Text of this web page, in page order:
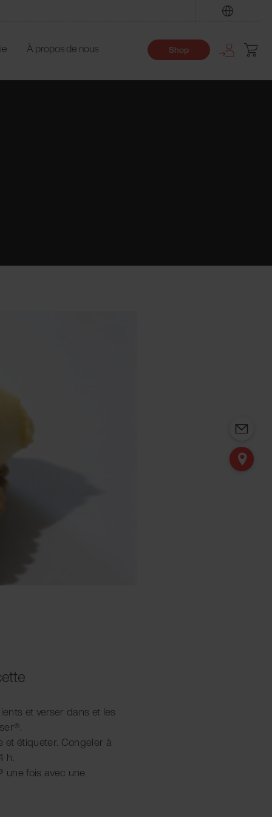
À propos de nous Shop
et verser dans et les
et étiqueter. Congeler à
h.
une fois avec une